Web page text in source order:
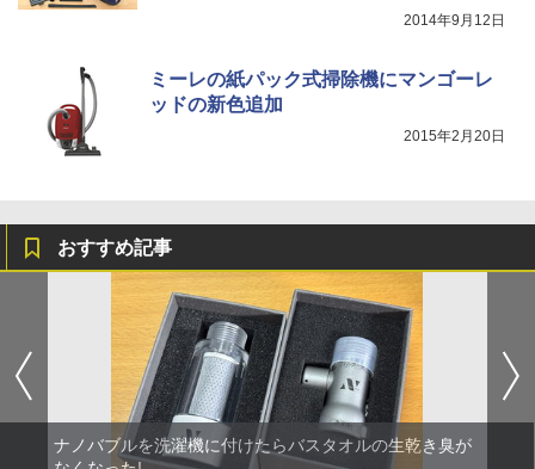
2014年9月12日
ミーレの紙パック式掃除機にマンゴーレ
ッドの新色追加
2015年2月20日
おすすめ記事
ナノバブルを洗濯機に付けたらバスタオルの生乾き臭が